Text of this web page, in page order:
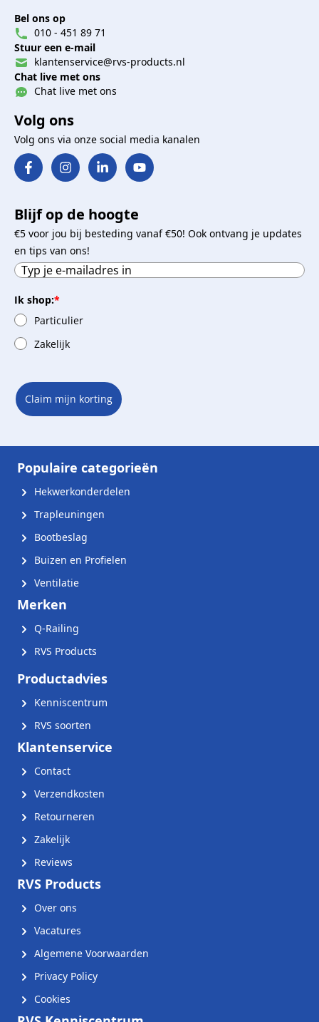
Bel ons op
010 - 451 89 71
Stuur een e-mail
klantenservice@rvs-products.nl
Chat live met ons
Chat live met ons
Volg ons
Volg ons via onze social media kanalen
Blijf op de hoogte
€5 voor jou bij besteding vanaf €50! Ook ontvang je updates
en tips van ons!
Ik shop:*
Particulier
Zakelijk
Claim mijn korting
Populaire categorieën
Hekwerkonderdelen
Trapleuningen
Bootbeslag
Buizen en Profielen
Ventilatie
Merken
Q-Railing
RVS Products
Productadvies
Kenniscentrum
RVS soorten
Klantenservice
Contact
Verzendkosten
Retourneren
Zakelijk
Reviews
RVS Products
Over ons
Vacatures
Algemene Voorwaarden
Privacy Policy
Cookies